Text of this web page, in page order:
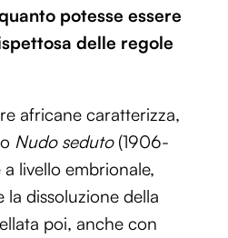
potesse essere
delle regole
africane caratterizza,
Nudo seduto(1906-
livello embrionale,
dissoluzione della
poi, anche con